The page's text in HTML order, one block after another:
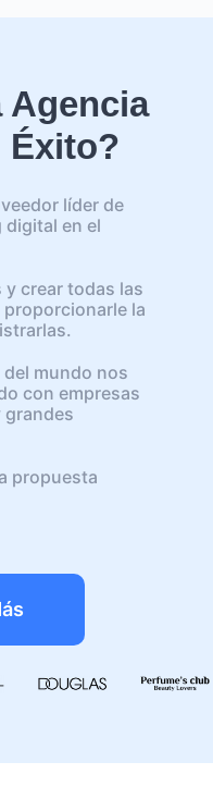
Agencia
Éxito?
líder de
digital en el
crear todas las
la
del mundo nos
con empresas
grandes
propuesta